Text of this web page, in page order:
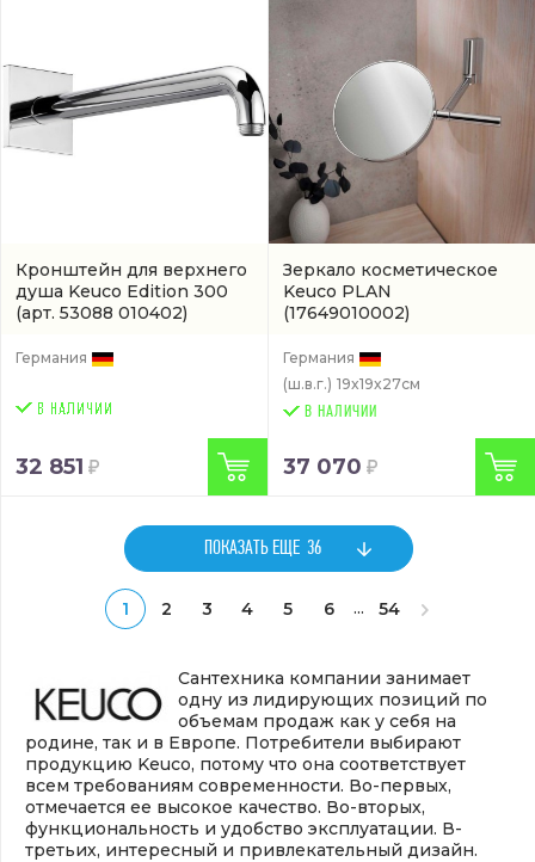
Кронштейн для верхнего
душа Keuco Edition 300
(арт. 53088 010402)
Германия
32 851
Зеркало косметическое
Keuco PLAN
(17649010002)
Германия
(ш.в.г.) 19x19x27см
В НАЛИЧИИ
37 070
ПОКАЗАТЬ ЕЩЕ 36
1 2 3 4 5 6 ... 54
Сантехника компании занимает
одну из лидирующих позиций по
объемам продаж как у себя на
родине, так и в Европе. Потребители выбирают
продукцию Keuco, потому что она соответствует
всем требованиям современности. Во-первых,
отмечается ее высокое качество. Во-вторых,
функциональность и удобство эксплуатации. В-
третьих, интересный и привлекательный дизайн.